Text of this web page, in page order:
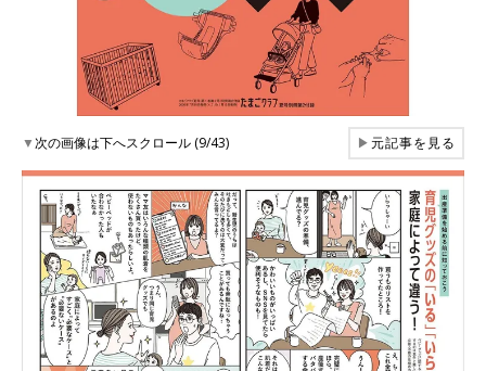
▼次の画像は下へスクロール (9/43) ▶元記事を見る